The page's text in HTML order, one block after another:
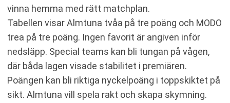
vinna hemma med rätt matchplan.
Tabellen visar Almtuna tvåa på tre poäng och MODO
trea på tre poäng. Ingen favorit är angiven inför
nedsläpp. Special teams kan bli tungan på vågen,
där båda lagen visade stabilitet i premiären.
Poängen kan bli riktiga nyckelpoäng i toppskiktet på
sikt. Almtuna vill spela rakt och skapa skymning.